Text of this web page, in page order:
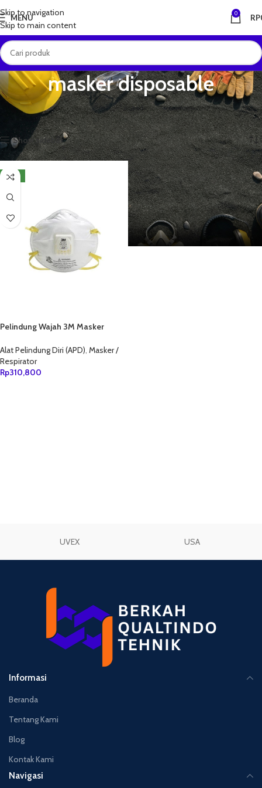
Skip to navigation
Skip to main content
MENU 0 RP
masker disposable
Beranda Produk dengan tag “masker disposable”
Menampilkan hasil tunggal
Show sidebar
NEW
Pelindung Wajah 3M Masker
Alat Pelindung Diri (APD) Masker /
Respirator
Rp310,800
UVEX USA
Informasi
Beranda
Tentang Kami
Blog
Kontak Kami
Navigasi